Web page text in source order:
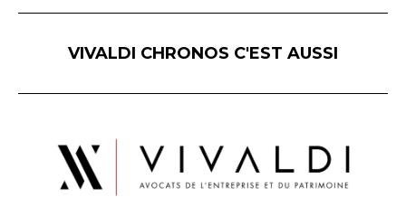
VIVALDI CHRONOS C'EST AUSSI